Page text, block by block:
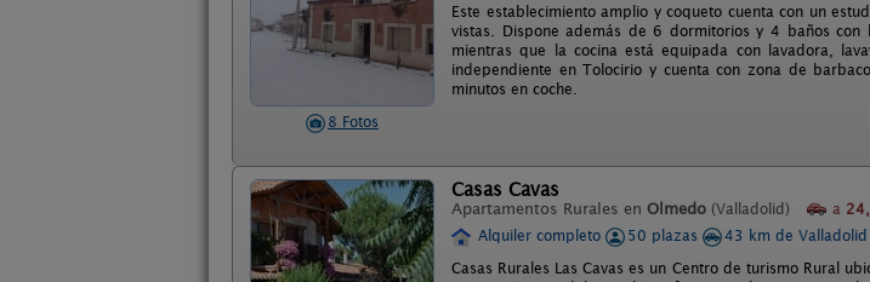
8 Fotos
Este establecimiento amplio y coqueto cuenta con un
vistas. Dispone además de 6 dormitorios y 4 baños
mientras que la cocina está equipada con lavadora,
independiente en Tolocirio y cuenta con zona de
minutos en coche.
Casas Cavas
Apartamentos Rurales en Olmedo (Valladolid) a
Alquiler completo
50 plazas 43 km de Valladolid
Casas Rurales Las Cavas es un Centro de turismo Rural